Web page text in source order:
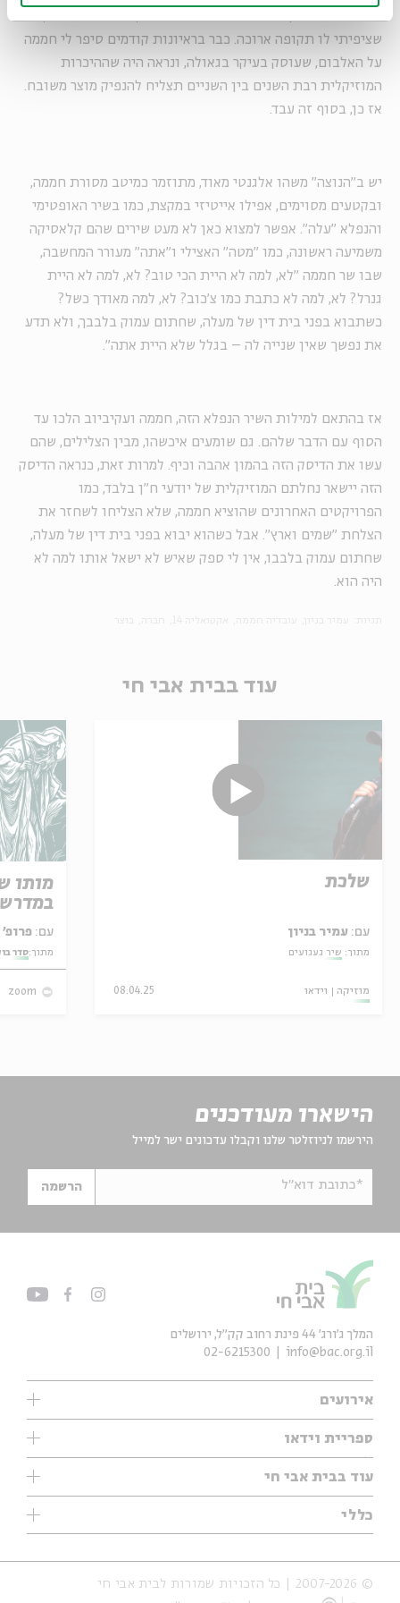
שציפיתי לו תקופה ארוכה. כבר בראיונות קודמים סיפר לי חממה
על האלבום, שעוסק בעיקר בגאולה, ונראה היה שההיכרות
המוזיקלית רבת השנים בין השניים תצליח להנפיק מוצר משובח.
אז כן, בסוף זה עבד.
יש ב"הנוצה" משהו אלגנטי מאוד, מתוזמר כמיטב מסורת חממה,
ובקטעים מסוימים, אפילו אייטיזי במקצת, כמו בשיר האופטימי
והנפלא "עלה". אפשר למצוא כאן לא מעט שירים שהם קלאסיקה
משמיעה ראשונה, כמו "מטה" האצילי ו"אתה" מעורר המחשבה,
שבו שר חממה "לא, למה לא היית הכי טוב? לא, למה לא היית
גנרל? לא, למה לא כתבת כמו צ'כוב? לא, למה מאודך כשל?
כשתבוא בפני בית דין של מעלה, שחתום עמוק בלבבך, ולא תדע
את נפשך שאין שנייה לה – בגלל שלא היית אתה".
אז בהתאם למילות השיר הנפלא הזה, חממה ועקיביוב הלכו עד
הסוף עם הדבר שלהם. גם שומעים איכשהו, מבין הצלילים, שהם
עשו את הדיסק הזה בהמון אהבה וכיף. למרות זאת, כנראה הדיסק
הזה יישאר נחלתם המוזיקלית של יודעי ח"ן בלבד, כמו
הפרויקטים האחרונים שהוציא חממה, שלא הצליחו לשחזר את
הצלחת "שמים וארץ". אבל כשהוא יבוא בפני בית דין של מעלה,
שחתום עמוק בלבבו, אין לי ספק שאיש לא ישאל אותו למה לא
היה הוא.
עוד בבית אבי חי
שלכת
עם: עמיר בניון
מתוך: שיר געגועים
מוזיקה וידאו 08.04.25
מותו
עם: פרופ' אביגדור שנאן
מתוך:סדר
zoom
הישארו מעודכנים
הירשמו לניוזלטר שלנו וקבלו עדכונים ישר למייל
*כתובת דוא"ל הרשמה
אירועים
עיון
אנגלית
נוער
סדרות
אירועי עבר
ספריית וידאו
ילדים
מוזיקה
עיון
מיוחדים
עוד בבית אבי חי
תערוכות
מיוחדים
כללי
אודות
הצהרת נגישות
המלך ג'ורג' 44 פינת רחוב קק״ל, ירושלים
info@bac.org.il
02-6215300
© 2007-2026 | כל הזכויות שמורות לבית אבי חי